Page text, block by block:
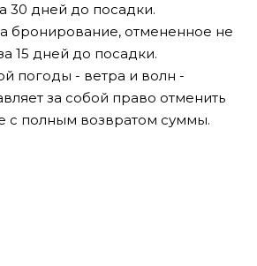
30 дней до посадки.
бронирование, отмененное не
15 дней до посадки.
погоды - ветра и волн -
за собой право отменить
с полным возвратом суммы.